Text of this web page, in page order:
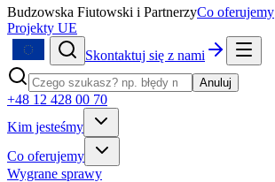
Budzowska Fiutowski i PartnerzyCo oferujemy
Projekty UE
Skontaktuj się z nami
Anuluj
+48 12 428 00 70
Kim jesteśmy
Co oferujemy
Wygrane sprawy